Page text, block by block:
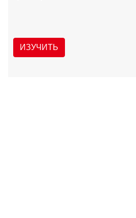
ИЗУЧИТЬ